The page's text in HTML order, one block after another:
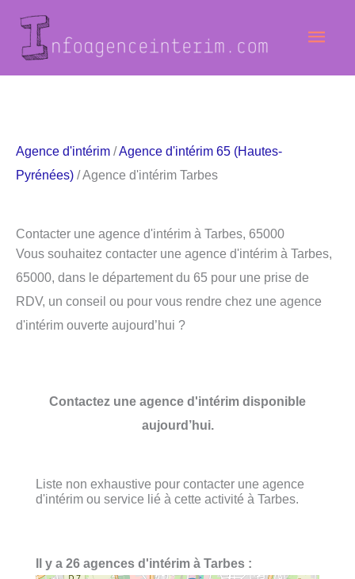
contenu
Agence d'intérim /Agence d'intérim 65 (Hautes-
Pyrénées) / Agence d'intérim Tarbes
Contacter une agence d'intérim à Tarbes, 65000
Vous souhaitez contacter une agence d'intérim à Tarbes,
65000, dans le département du 65 pour une prise de
RDV, un conseil ou pour vous rendre chez une agence
d'intérim ouverte aujourd’hui ?
Contactez une agence d'intérim disponible
aujourd’hui.
Liste non exhaustive pour contacter une agence
d'intérim ou service lié à cette activité à Tarbes.
Il y a 26 agences d'intérim à Tarbes :